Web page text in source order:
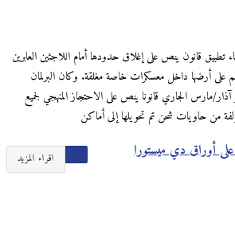
تطبيق قانون ينص على إغلاق حدودها أمام اللاجئين العابرين
على أرضها داخل معسكرات خاصة مغلقة. وكان البرلمان
مارس الجاري قانونا ينص على الاحتجاز المنهجي لجميع
من حاويات شحن تم تحويلها إلى أماكن
اقراء المزيد أوراق دي ميستورا